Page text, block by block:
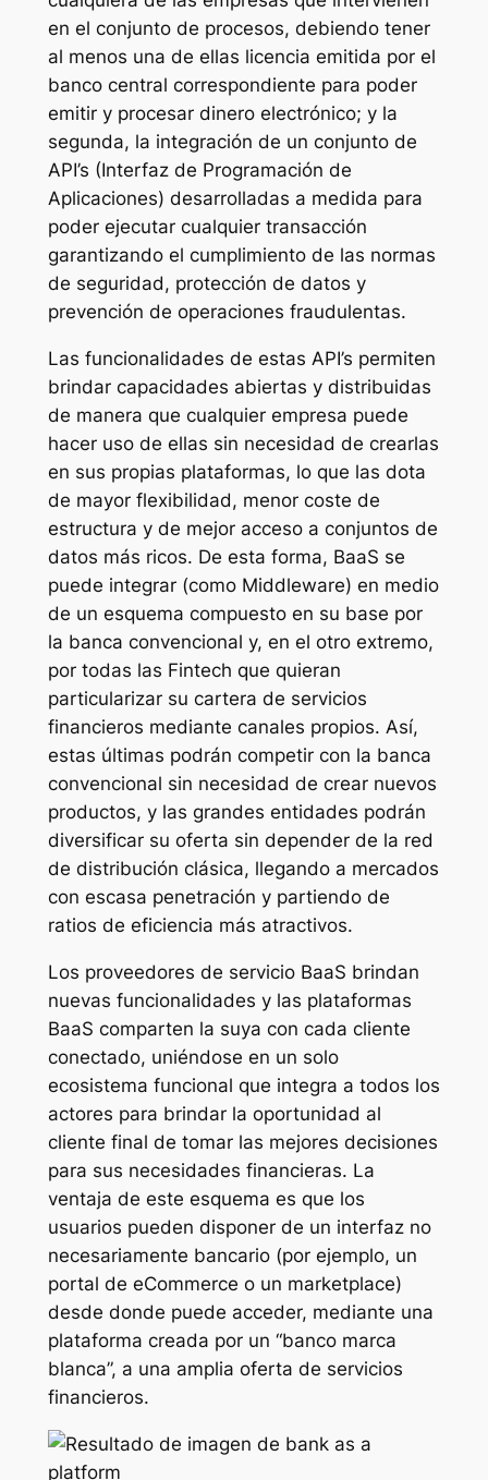
en el conjunto de procesos, debiendo tener
al menos una de ellas licencia emitida por el
banco central correspondiente para poder
emitir y procesar dinero electrónico; y la
segunda, la integración de un conjunto de
API’s (Interfaz de Programación de
Aplicaciones) desarrolladas a medida para
poder ejecutar cualquier transacción
garantizando el cumplimiento de las normas
de seguridad, protección de datos y
prevención de operaciones fraudulentas.
Las funcionalidades de estas API’s permiten
brindar capacidades abiertas y distribuidas
de manera que cualquier empresa puede
hacer uso de ellas sin necesidad de crearlas
en sus propias plataformas, lo que las dota
de mayor flexibilidad, menor coste de
estructura y de mejor acceso a conjuntos de
datos más ricos. De esta forma, BaaS se
puede integrar (como Middleware) en medio
de un esquema compuesto en su base por
la banca convencional y, en el otro extremo,
por todas las Fintech que quieran
particularizar su cartera de servicios
financieros mediante canales propios. Así,
estas últimas podrán competir con la banca
convencional sin necesidad de crear nuevos
productos, y las grandes entidades podrán
diversificar su oferta sin depender de la red
de distribución clásica, llegando a mercados
con escasa penetración y partiendo de
ratios de eficiencia más atractivos.
Los proveedores de servicio BaaS brindan
nuevas funcionalidades y las plataformas
BaaS comparten la suya con cada cliente
conectado, uniéndose en un solo
ecosistema funcional que integra a todos los
actores para brindar la oportunidad al
cliente final de tomar las mejores decisiones
para sus necesidades financieras. La
ventaja de este esquema es que los
usuarios pueden disponer de un interfaz no
necesariamente bancario (por ejemplo, un
portal de eCommerce o un marketplace)
desde donde puede acceder, mediante una
plataforma creada por un “banco marca
blanca”, a una amplia oferta de servicios
financieros.